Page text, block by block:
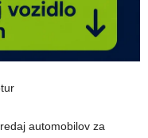
automobilov za